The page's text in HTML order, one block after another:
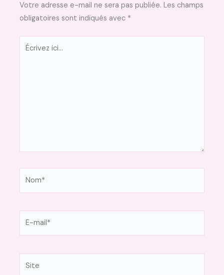
Votre adresse e-mail ne sera pas publiée. Les champs
obligatoires sont indiqués avec *
Écrivez